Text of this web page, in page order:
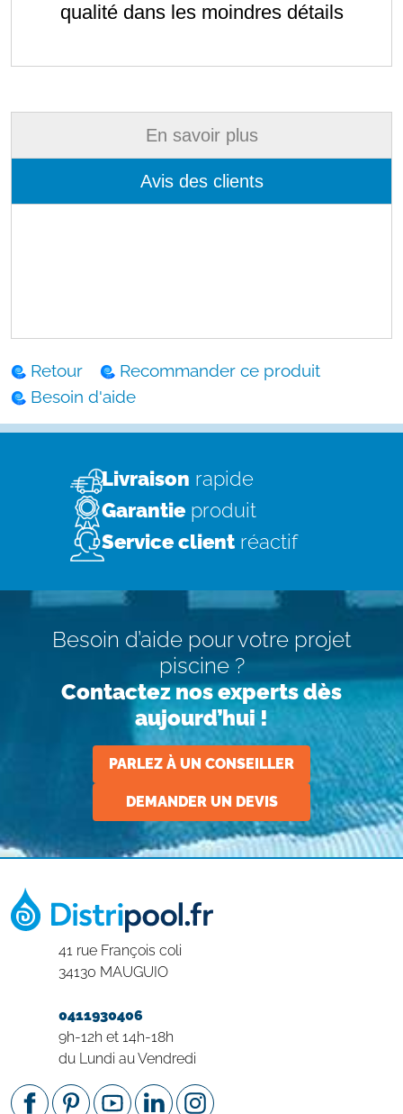
qualité dans les moindres détails
En savoir plus
Avis des clients
Retour
Recommander ce produit
Besoin d'aide
Livraison rapide
Garantie produit
Service client réactif
Besoin d’aide pour votre projet
piscine ?
Contactez nos experts dès
aujourd’hui !
PARLEZ À UN CONSEILLER
DEMANDER UN DEVIS
41 rue François coli
34130 MAUGUIO
0411930406
9h-12h et 14h-18h
du Lundi au Vendredi